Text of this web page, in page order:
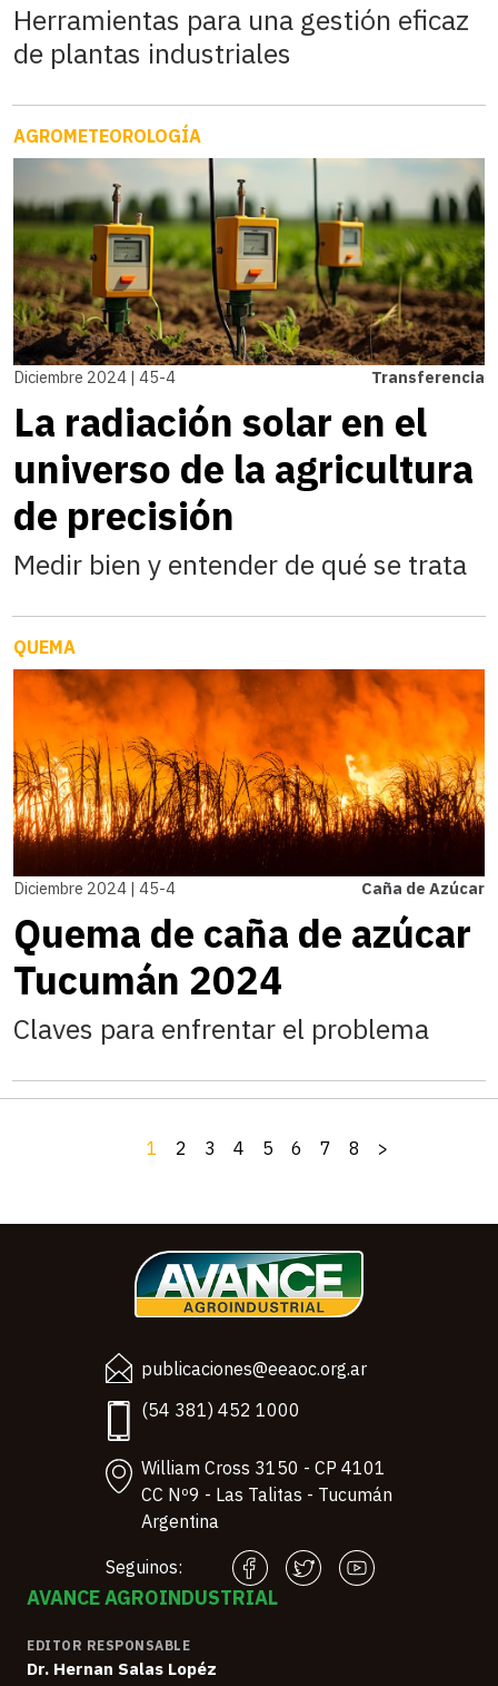
Herramientas para una gestión eficaz
de plantas industriales
AGROMETEOROLOGÍA
Diciembre 2024 | 45-4 Transferencia
La radiación solar en el
universo de la agricultura
de precisión
Medir bien y entender de qué se trata
QUEMA
Diciembre 2024 | 45-4 Caña de Azúcar
Quema de caña de azúcar
Tucumán 2024
Claves para enfrentar el problema
1 2 3 4 5 6 7 8 >
publicaciones@eeaoc.org.ar
(54 381) 452 1000
William Cross 3150 - CP 4101
CC Nº9 - Las Talitas - Tucumán
Argentina
Seguinos:
AVANCE AGROINDUSTRIAL
EDITOR RESPONSABLE
Dr. Hernan Salas Lopéz